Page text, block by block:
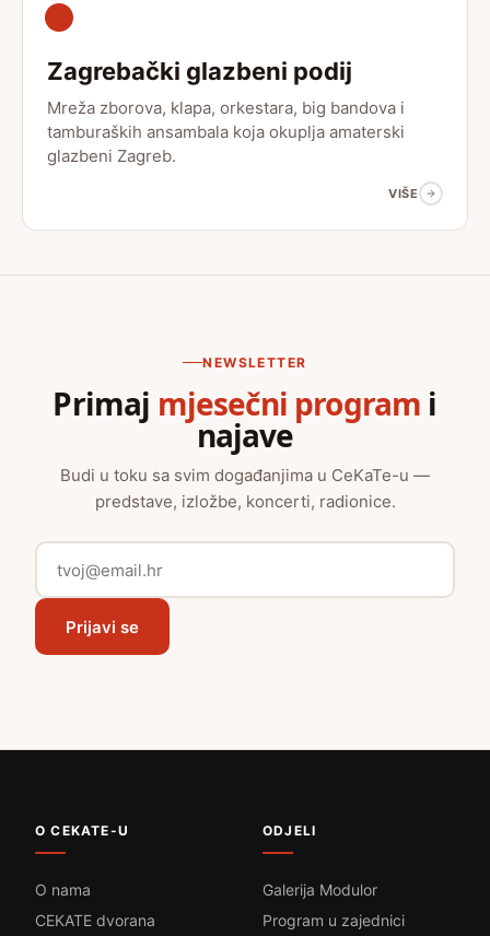
Zagrebački glazbeni podij
Mreža zborova, klapa, orkestara, big bandova i
tamburaških ansambala koja okuplja amaterski
glazbeni Zagreb.
VIŠE
NEWSLETTER
Primaj mjesečni program i
najave
Budi u toku sa svim događanjima u CeKaTe-u —
predstave, izložbe, koncerti, radionice.
Prijavi se
O CEKATE-U
O nama
CEKATE dvorana
ODJELI
Galerija Modulor
Program u zajednici